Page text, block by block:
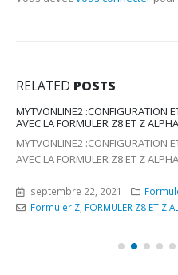
RELATED POSTS
MYTVONLINE2 :CONFIGURATION
AVEC LA FORMULER Z8 ET Z ALPHA
MYTVONLINE2 :CONFIGURATION
AVEC LA FORMULER Z8 ET Z ALPHA
septembre 22, 2021
Formuler Z, FORMULER Z8 ET Z